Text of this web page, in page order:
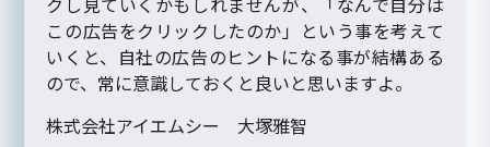
この広告をクリックしたのか」という事を考えて
いくと、自社の広告のヒントになる事が結構ある
ので、常に意識しておくと良いと思いますよ。
株式会社アイエムシー 大塚雅智